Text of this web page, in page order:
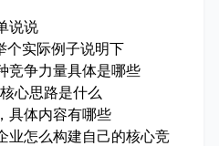
说说
个实际例子说明下
竞争力量具体是哪些
心思路是什么
具体内容有哪些
业怎么构建自己的核心竞